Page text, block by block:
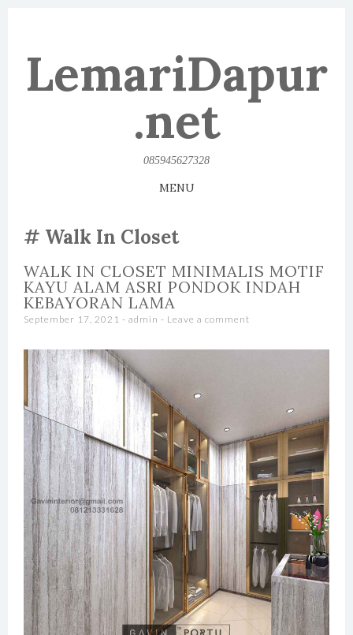
LemariDapur
.net
085945627328
MENU
Walk In Closet
WALK IN CLOSET MINIMALIS MOTIF
KAYU ALAM ASRI PONDOK INDAH
KEBAYORAN LAMA
September 17, 2021 - admin Leave a comment